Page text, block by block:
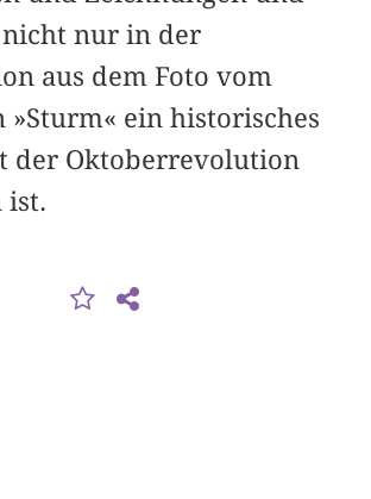
nur in der
aus dem Foto vom
»Sturm« ein historisches
der Oktober­revolution
ist.